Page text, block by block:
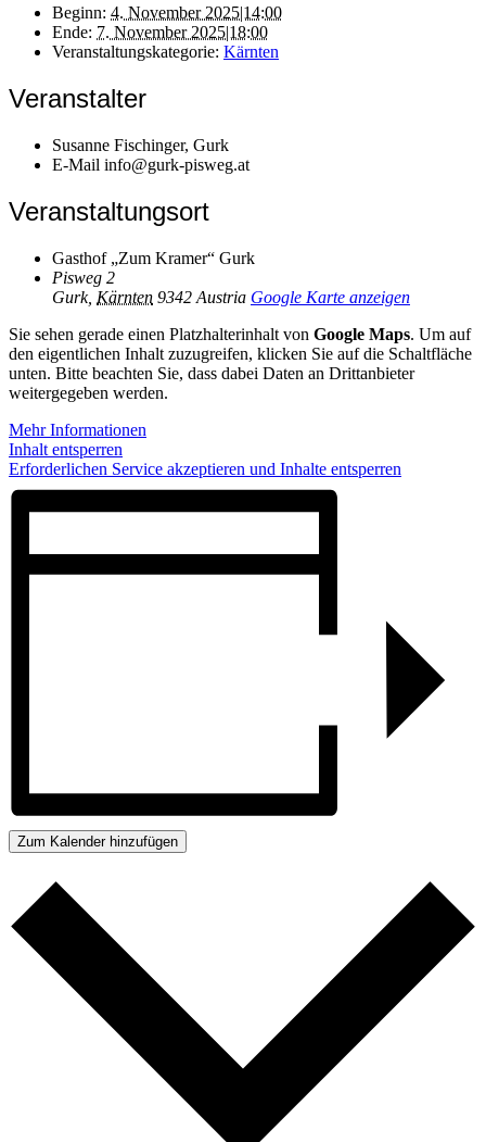
Beginn: 4. November 2025|14:00
Ende: 7. November 2025|18:00
Veranstaltungskategorie: Kärnten
Veranstalter
Susanne Fischinger, Gurk
E-Mail info@gurk-pisweg.at
Veranstaltungsort
Gasthof „Zum Kramer“ Gurk
Pisweg 2
Gurk, Kärnten 9342 Austria Google Karte anzeigen
Sie sehen gerade einen Platzhalterinhalt von Google Maps. Um auf
den eigentlichen Inhalt zuzugreifen, klicken Sie auf die Schaltfläche
unten. Bitte beachten Sie, dass dabei Daten an Drittanbieter
weitergegeben werden.
Mehr Informationen
Inhalt entsperren
Erforderlichen Service akzeptieren und Inhalte entsperren
Zum Kalender hinzufügen